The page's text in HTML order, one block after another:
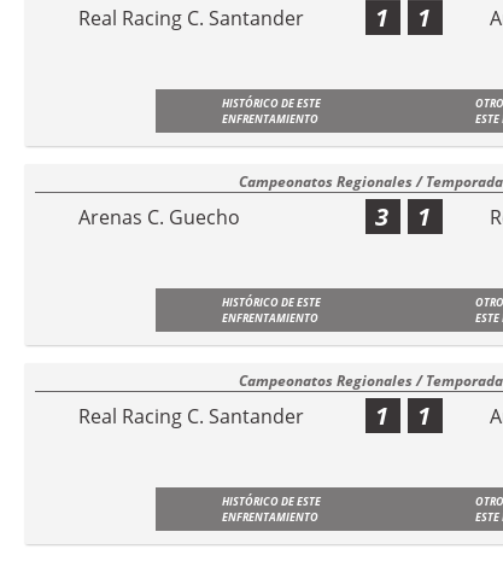
Real Racing C. Santander 1 1
HISTÓRICO DE ESTE
ENFRENTAMIENTO
ESTE
Campeonatos Regionales /
Arenas C. Guecho 3 1
HISTÓRICO DE ESTE
ENFRENTAMIENTO
ESTE
Campeonatos Regionales /
Real Racing C. Santander 1 1
HISTÓRICO DE ESTE
ENFRENTAMIENTO
ESTE